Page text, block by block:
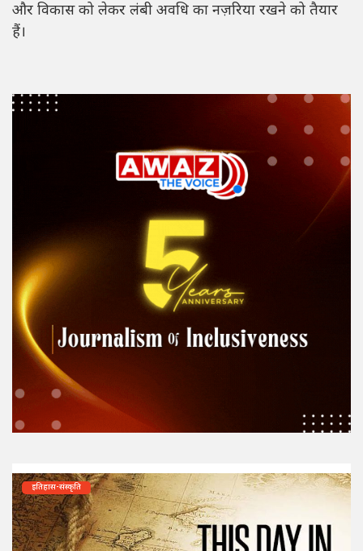
और विकास को लेकर लंबी अवधि का नज़रिया रखने को तैयार
हैं।
इतिहास-संस्कृति